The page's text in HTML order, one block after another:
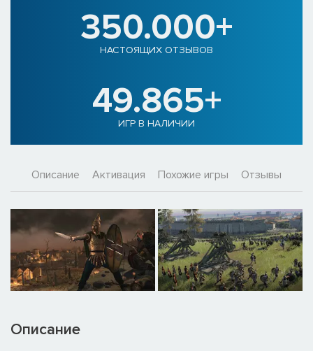
350.000+
НАСТОЯЩИХ ОТЗЫВОВ
49.865+
ИГР В НАЛИЧИИ
Описание Активация Похожие игры Отзывы
Описание